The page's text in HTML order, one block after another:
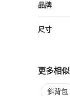
品牌
Acne
Acne
尺寸
更多相
更多斜背包